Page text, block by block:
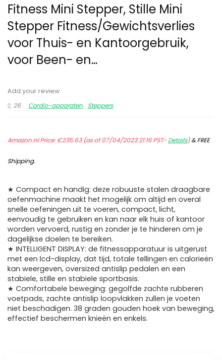
Fitness Mini Stepper, Stille Mini
Stepper Fitness/Gewichtsverlies
voor Thuis- en Kantoorgebruik,
voor Been- en…
Add your review
26
Cardio-apparaten Steppers
Amazon.nl Price:€235.63(as of 07/04/2023 21:16 PST- Details)&FREE
Shipping.
★ Compact en handig: deze robuuste stalen draagbare
oefenmachine maakt het mogelijk om altijd en overal
snelle oefeningen uit te voeren, compact, licht,
eenvoudig te gebruiken en kan naar elk huis of kantoor
worden vervoerd, rustig en zonder je te hinderen om je
dagelijkse doelen te bereiken.
★ INTELLIGENT DISPLAY: de fitnessapparatuur is uitgerust
met een lcd-display, dat tijd, totale tellingen en calorieën
kan weergeven, oversized antislip pedalen en een
stabiele, stille en stabiele sportbasis.
★ Comfortabele beweging: gegolfde zachte rubberen
voetpads, zachte antislip loopvlakken zullen je voeten
niet beschadigen. 38 graden gouden hoek van beweging,
effectief beschermen knieën en enkels.